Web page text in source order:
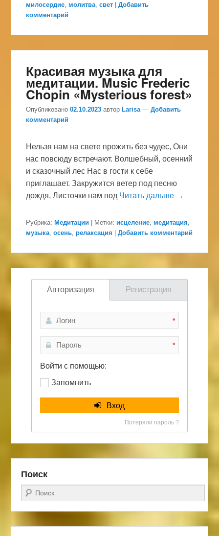
милосердие молитва ,свет |Добавить
комментарий
Красивая музыка для
медитации. Music Frederic
Chopin «Mysterious forest»
Опубликовано02.10.2023 авторLarisa —Добавить
комментарий
Нельзя нам на свете прожить без чудес, Они
нас повсюду встречают. Волшебный, осенний
и сказочный лес Нас в гости к себе
приглашает. Закружится ветер под песню
дождя, Листочки нам под Читать дальше →
Рубрика: Медитации | Метки: исцеление медитация
музыка ,осень ,релаксация |Добавить комментарий
Авторизация Регистрация
*
*
Войти с помощью:
Запомнить
Вход
Потеряли пароль ?
Поиск
Поиск